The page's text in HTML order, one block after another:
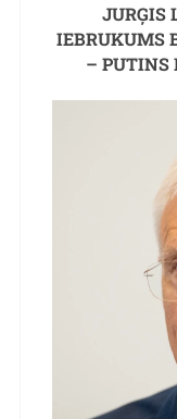
JURĢIS
IEBRUKUMS
– PUTINS